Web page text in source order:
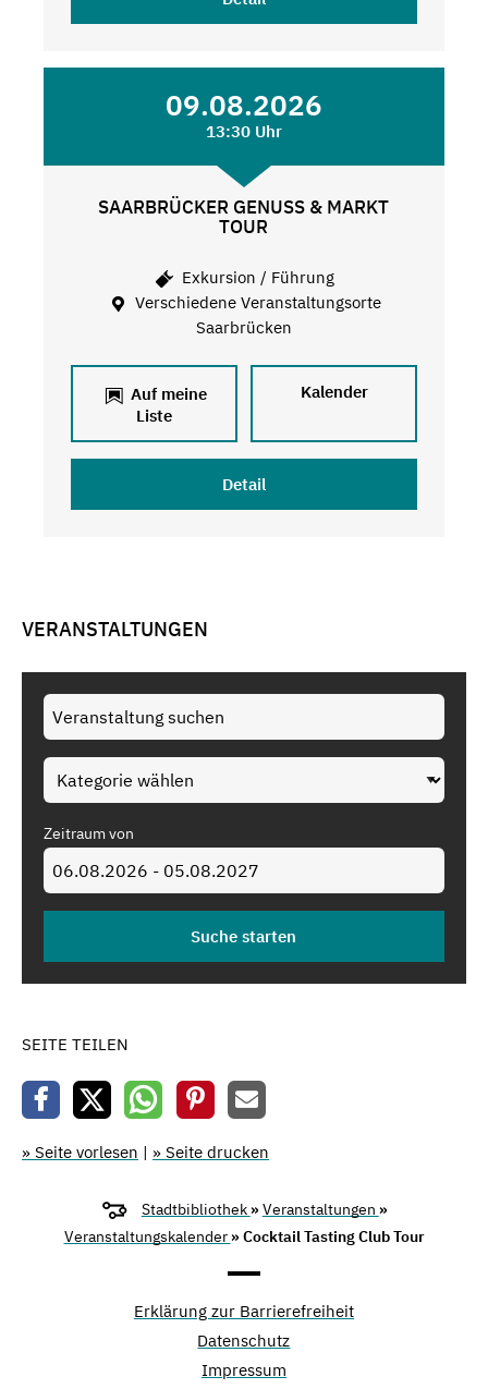
09.08.2026
13:30 Uhr
SAARBRÜCKER GENUSS & MARKT
TOUR
Exkursion / Führung
Verschiedene Veranstaltungsorte
Saarbrücken
Auf meine
Liste
Kalender
Detail
VERANSTALTUNGEN
Zeitraum von
SEITE TEILEN
» Seite vorlesen | » Seite drucken
Stadtbibliothek »Veranstaltungen »
Veranstaltungskalender » Cocktail Tasting Club Tour
Erklärung zur Barrierefreiheit
Datenschutz
Impressum